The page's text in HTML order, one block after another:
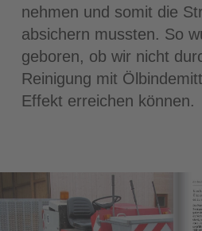
nehmen und somit die
absichern mussten. So
geboren, ob wir nicht
Reinigung mit
Effekt erreichen können.